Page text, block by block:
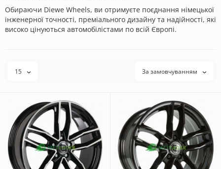
Обираючи Diewe Wheels, ви отримуєте поєднання німецької
інженерної точності, преміального дизайну та надійності, які
високо цінуються автомобілістами по всій Європі.
15 За замовчуванням